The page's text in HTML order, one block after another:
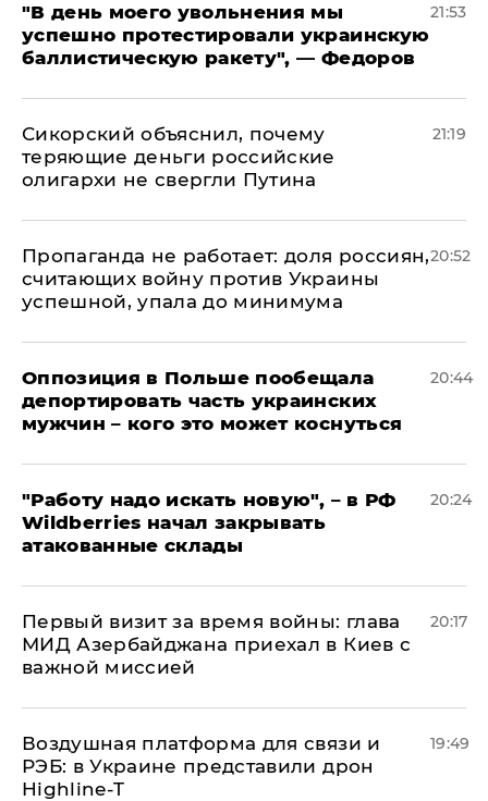
​"В день моего увольнения мы
успешно протестировали украинскую
баллистическую ракету", — Федоров
21:53
Сикорский объяснил, почему
теряющие деньги российские
олигархи не свергли Путина
21:19
​Пропаганда не работает: доля россиян,
считающих войну против Украины
успешной, упала до минимума
20:52
Оппозиция в Польше пообещала
депортировать часть украинских
мужчин – кого это может коснуться
20:44
"Работу надо искать новую", – в РФ
Wildberries начал закрывать
атакованные склады
20:24
Первый визит за время войны: глава
МИД Азербайджана приехал в Киев с
важной миссией
20:17
Воздушная платформа для связи и
РЭБ: в Украине представили дрон
Highline-T
19:49